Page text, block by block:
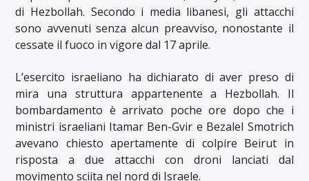
di Hezbollah. Secondo i media libanesi, gli attacchi
sono avvenuti senza alcun preavviso, nonostante il
cessate il fuoco in vigore dal 17 aprile.
L’esercito israeliano ha dichiarato di aver preso di
mira una struttura appartenente a Hezbollah. Il
bombardamento è arrivato poche ore dopo che i
ministri israeliani Itamar Ben-Gvir e Bezalel Smotrich
avevano chiesto apertamente di colpire Beirut in
risposta a due attacchi con droni lanciati dal
movimento sciita nel nord di Israele.